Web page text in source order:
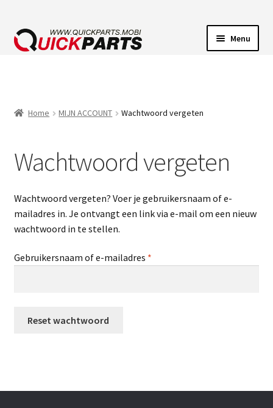
Menu
ELEKTRISCHE CONNECTOREN
Home MIJN ACCOUNT Wachtwoord vergeten
Wachtwoord vergeten
Wachtwoord vergeten? Voer je gebruikersnaam of e-
mailadres in. Je ontvangt een link via e-mail om een nieuw
wachtwoord in te stellen.
Gebruikersnaam of e-mailadres *Vereist
Reset wachtwoord